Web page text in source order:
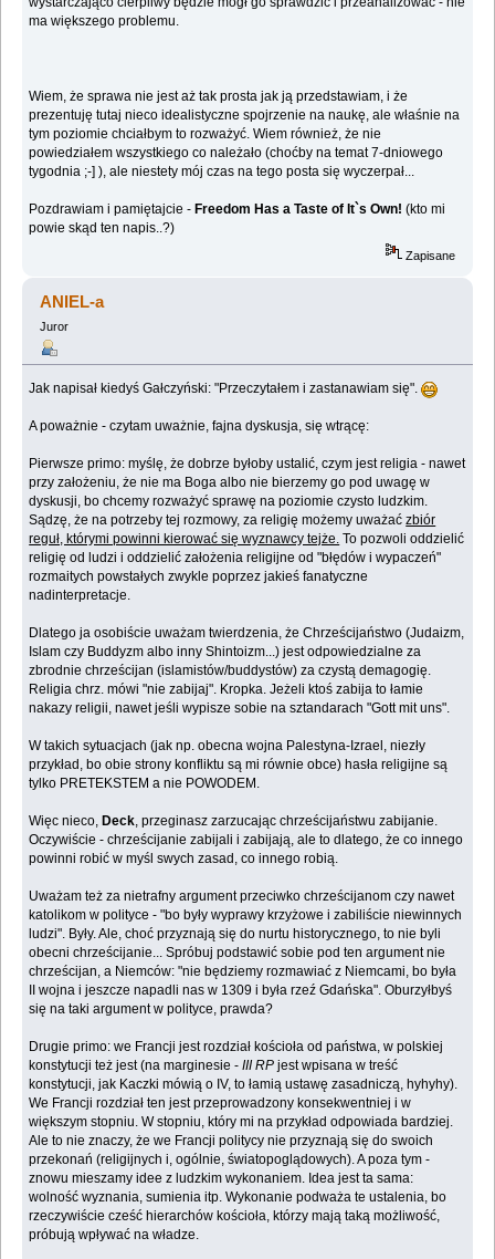
ma większego problemu.
Wiem, że sprawa nie jest aż tak prosta jak ją przedstawiam, i że
prezentuję tutaj nieco idealistyczne spojrzenie na naukę, ale właśnie na
tym poziomie chciałbym to rozważyć. Wiem również, że nie
powiedziałem wszystkiego co należało (choćby na temat 7-dniowego
tygodnia ;-] ), ale niestety mój czas na tego posta się wyczerpał...
Pozdrawiam i pamiętajcie - Freedom Has a Taste of It`s Own! (kto mi
powie skąd ten napis..?)
Zapisane
ANIEL-a
Juror
Jak napisał kiedyś Gałczyński: "Przeczytałem i zastanawiam się".
A poważnie - czytam uważnie, fajna dyskusja, się wtrącę:
Pierwsze primo: myślę, że dobrze byłoby ustalić, czym jest religia - nawet
przy założeniu, że nie ma Boga albo nie bierzemy go pod uwagę w
dyskusji, bo chcemy rozważyć sprawę na poziomie czysto ludzkim.
Sądzę, że na potrzeby tej rozmowy, za religię możemy uważaćzbiór
reguł, którymi powinni kierować się wyznawcy tejże. To pozwoli oddzielić
religię od ludzi i oddzielić założenia religijne od "błędów i wypaczeń"
rozmaitych powstałych zwykle poprzez jakieś fanatyczne
nadinterpretacje.
Dlatego ja osobiście uważam twierdzenia, że Chrześcijaństwo (Judaizm,
Islam czy Buddyzm albo inny Shintoizm...) jest odpowiedzialne za
zbrodnie chrześcijan (islamistów/buddystów) za czystą demagogię.
Religia chrz. mówi "nie zabijaj". Kropka. Jeżeli ktoś zabija to łamie
nakazy religii, nawet jeśli wypisze sobie na sztandarach "Gott mit uns".
W takich sytuacjach (jak np. obecna wojna Palestyna-Izrael, niezły
przykład, bo obie strony konfliktu są mi równie obce) hasła religijne są
tylko PRETEKSTEM a nie POWODEM.
Więc nieco,Deck , przeginasz zarzucając chrześcijaństwu zabijanie.
Oczywiście - chrześcijanie zabijali i zabijają, ale to dlatego, że co innego
powinni robić w myśl swych zasad, co innego robią.
Uważam też za nietrafny argument przeciwko chrześcijanom czy nawet
katolikom w polityce - "bo były wyprawy krzyżowe i zabiliście niewinnych
ludzi". Były. Ale, choć przyznają się do nurtu historycznego, to nie byli
obecni chrześcijanie... Spróbuj podstawić sobie pod ten argument nie
chrześcijan, a Niemców: "nie będziemy rozmawiać z Niemcami, bo była
II wojna i jeszcze napadli nas w 1309 i była rzeź Gdańska". Oburzyłbyś
się na taki argument w polityce, prawda?
Drugie primo: we Francji jest rozdział kościoła od państwa, w polskiej
konstytucji też jest (na marginesie -III RP jest wpisana w treść
konstytucji, jak Kaczki mówią o IV, to łamią ustawę zasadniczą, hyhyhy).
We Francji rozdział ten jest przeprowadzony konsekwentniej i w
większym stopniu. W stopniu, który mi na przykład odpowiada bardziej.
Ale to nie znaczy, że we Francji politycy nie przyznają się do swoich
przekonań (religijnych i, ogólnie, światopoglądowych). A poza tym -
znowu mieszamy idee z ludzkim wykonaniem. Idea jest ta sama:
wolność wyznania, sumienia itp. Wykonanie podważa te ustalenia, bo
rzeczywiście cześć hierarchów kościoła, którzy mają taką możliwość,
próbują wpływać na władze.